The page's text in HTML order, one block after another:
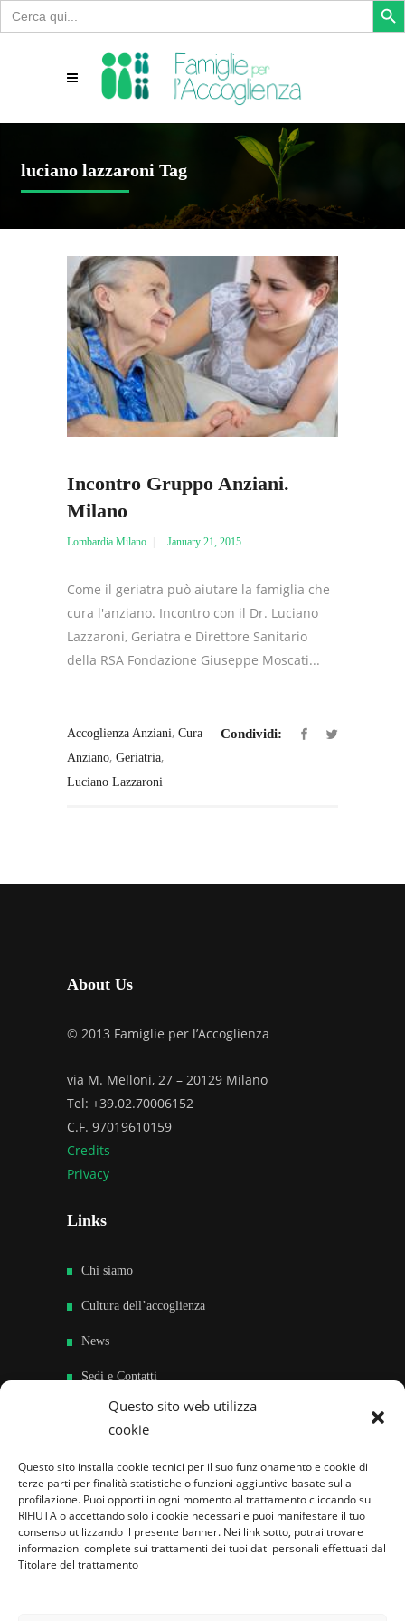
Questo sito web utilizza
cookie
Questo sito installa cookie tecnici per il suo funzionamento e cookie di
terze parti per finalità statistiche o funzioni aggiuntive basate sulla
profilazione. Puoi opporti in ogni momento al trattamento cliccando su
RIFIUTA o accettando solo i cookie necessari e puoi manifestare il tuo
consenso utilizzando il presente banner. Nei link sotto, potrai trovare
informazioni complete sui trattamenti dei tuoi dati personali effettuati dal
Titolare del trattamento
Search
for:
luciano lazzaroni Tag
Incontro Gruppo Anziani.
Milano
Lombardia Milano January 21, 2015
Come il geriatra può aiutare la famiglia che
cura l'anziano. Incontro con il Dr. Luciano
Lazzaroni, Geriatra e Direttore Sanitario
della RSA Fondazione Giuseppe Moscati...
Accoglienza Anziani, Cura
Anziano, Geriatria,
Luciano Lazzaroni
Condividi:
About Us
© 2013 Famiglie per l’Accoglienza
via M. Melloni, 27 – 20129 Milano
Tel: +39.02.70006152
C.F. 97019610159
Credits
Privacy
Links
Chi siamo
Cultura dell’accoglienza
News
Sedi e Contatti
Sostieni
Famiglie per l’accoglienza nel mondo